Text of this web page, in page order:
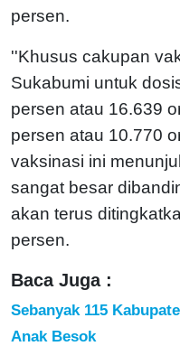
persen.
''Khusus cakupan
Sukabumi untuk
persen atau 16.639
persen atau 10.770
vaksinasi ini
sangat besar
akan terus
persen.
Baca Juga :
Sebanyak 115
Anak Besok